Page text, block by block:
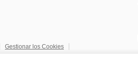
Gestionar los Cookies